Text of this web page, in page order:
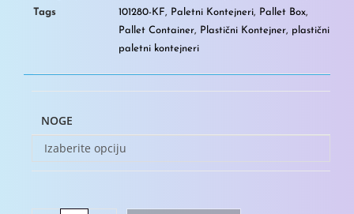
Tags
101280-KF, Paletni Kontejneri, Pallet Box,
Pallet Container, Plastični Kontejner, plastični
paletni kontejneri
NOGE
Izaberite opciju